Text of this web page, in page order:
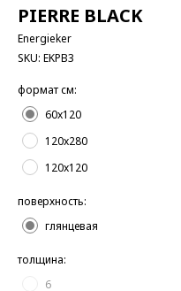
PIERRE BLACK
Energieker
SKU: EKPB3
формат см:
60x120
120x280
120x120
поверхность:
глянцевая
толщина:
6